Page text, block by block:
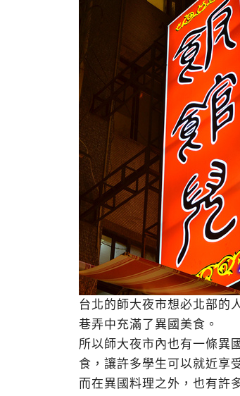
台北的師大夜市想必北部的
巷弄中充滿了異國美食。
所以師大夜市內也有一條異
食，讓許多學生可以就近享
而在異國料理之外，也有許